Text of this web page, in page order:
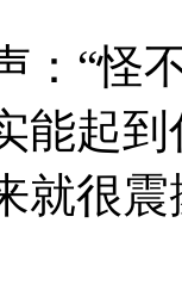
“怪
能起
就很